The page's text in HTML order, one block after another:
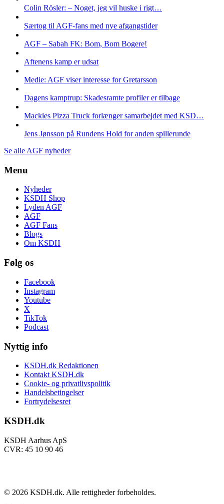
Colin Rösler: – Noget, jeg vil huske i rigt…
Særtog til AGF-fans med nye afgangstider
AGF – Sabah FK: Bom, Bom Bogere!
Aftenens kamp er udsat
Medie: AGF viser interesse for Gretarsson
Dagens kamptrup: Skadesramte profiler er tilbage
Mackies Pizza Truck forlænger samarbejdet med KSD…
Jens Jønsson på Rundens Hold for anden spillerunde
Se alle AGF nyheder
Menu
Nyheder
KSDH Shop
Lyden AGF
AGF
AGF Fans
Blogs
Om KSDH
Følg os
Facebook
Instagram
Youtube
X
TikTok
Podcast
Nyttig info
KSDH.dk Redaktionen
Kontakt KSDH.dk
Cookie- og privatlivspolitik
Handelsbetingelser
Fortrydelsesret
KSDH.dk
KSDH Aarhus ApS
CVR: 45 10 90 46
© 2026 KSDH.dk. Alle rettigheder forbeholdes.